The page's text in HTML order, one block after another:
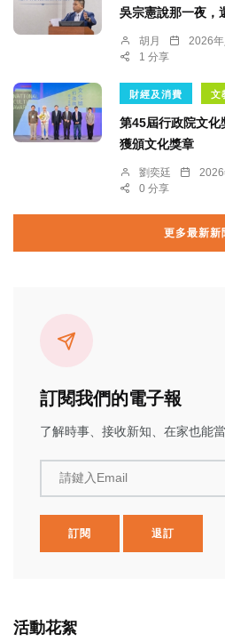
吳宗憲說那一夜，
胡月 2026年
1 分享
財經及消費 文
第45屆行政院文化
獲頒文化獎章
劉奕廷 2026
0 分享
更多最新新
訂閱我們的電子報
了解時事、接收新知、在家也能
請鍵入Email
訂閱 退訂
活動花絮